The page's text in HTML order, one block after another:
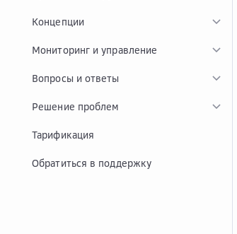
Концепции
Мониторинг и управление
Вопросы и ответы
Решение проблем
Тарификация
Обратиться в поддержку